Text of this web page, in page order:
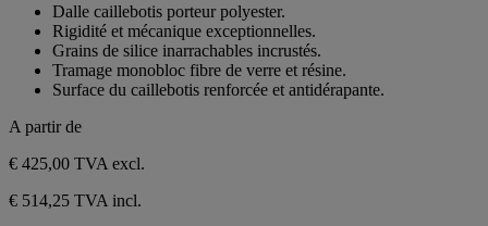
étoiles.
Dalle caillebotis porteur polyester.
Rigidité et mécanique exceptionnelles.
Grains de silice inarrachables incrustés.
Tramage monobloc fibre de verre et résine.
Surface du caillebotis renforcée et antidérapante.
A partir de
€ 425,00 TVA excl.
€ 514,25 TVA incl.